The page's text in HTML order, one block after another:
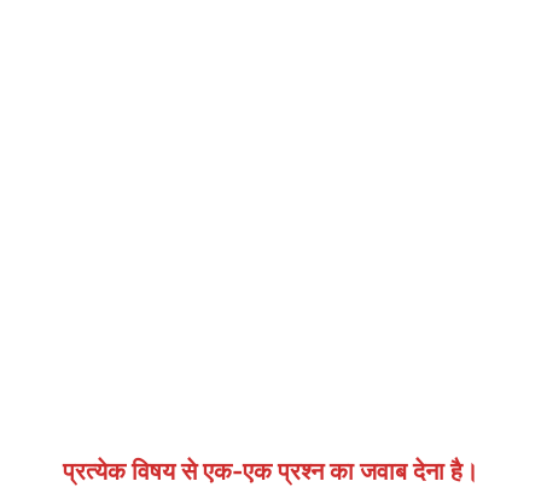
प्रत्येक विषय से एक-एक प्रश्न का जवाब देना है।